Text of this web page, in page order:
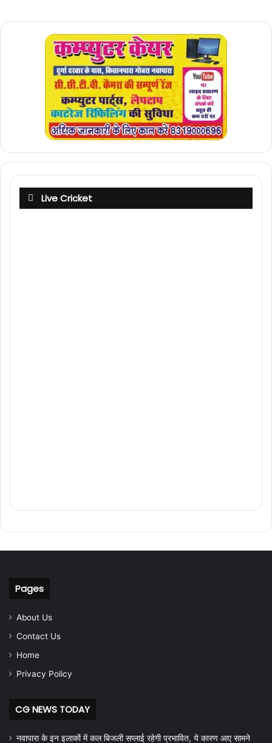
Live Cricket
Pages
About Us
Contact Us
Home
Privacy Policy
CG NEWS TODAY
नवापारा के इन इलाकों में कल बिजली सप्लाई रहेगी प्रभावित, ये कारण आए सामने